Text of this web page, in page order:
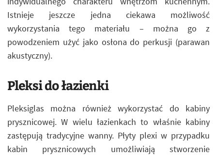
Istnieje jeszcze jedna ciekawa możliwość
wykorzystania tego materiału – można go z
powodzeniem użyć jako osłona do perkusji (parawan
akustyczny).
Pleksi do łazienki
Pleksiglas można również wykorzystać do kabiny
prysznicowej. W wielu łazienkach to właśnie kabiny
zastępują tradycyjne wanny. Płyty plexi w przypadku
kabin prysznicowych umożliwiają stworzenie